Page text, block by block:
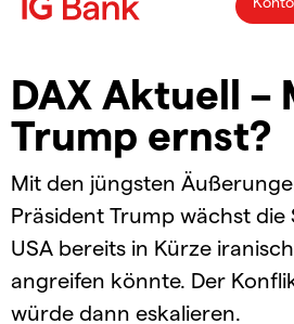
DAX Aktuell –
Trump ernst?
Mit den jüngsten
Präsident Trump wächst die
USA bereits in Kürze
angreifen könnte. Der
würde dann eskalieren.